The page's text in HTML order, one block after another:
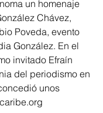
un homenaje
Chávez,
Poveda, evento
González. En el
invitado Efraín
del periodismo en
unos